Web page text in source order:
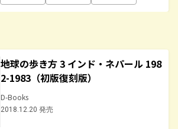
地球の歩き方 3 インド・ネパール 198
2-1983（初版復刻版）
D-Books
2018.12.20 発売